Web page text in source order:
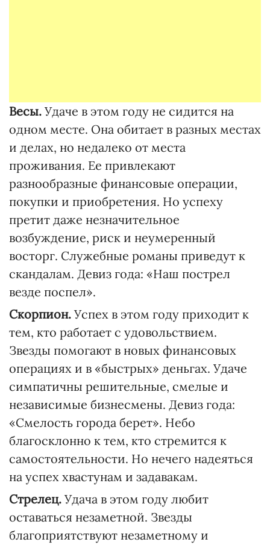
Весы. Удаче в этом году не сидится на
одном месте. Она обитает в разных местах
и делах, но недалеко от места
проживания. Ее привлекают
разнообразные финансовые операции,
покупки и приобретения. Но успеху
претит даже незначительное
возбуждение, риск и неумеренный
восторг. Служебные романы приведут к
скандалам. Девиз года: «Наш пострел
везде поспел».
Скорпион. Успех в этом году приходит к
тем, кто работает с удовольствием.
Звезды помогают в новых финансовых
операциях и в «быстрых» деньгах. Удаче
симпатичны решительные, смелые и
независимые бизнесмены. Девиз года:
«Смелость города берет». Небо
благосклонно к тем, кто стремится к
самостоятельности. Но нечего надеяться
на успех хвастунам и задавакам.
Стрелец. Удача в этом году любит
оставаться незаметной. Звезды
благоприятствуют незаметному и